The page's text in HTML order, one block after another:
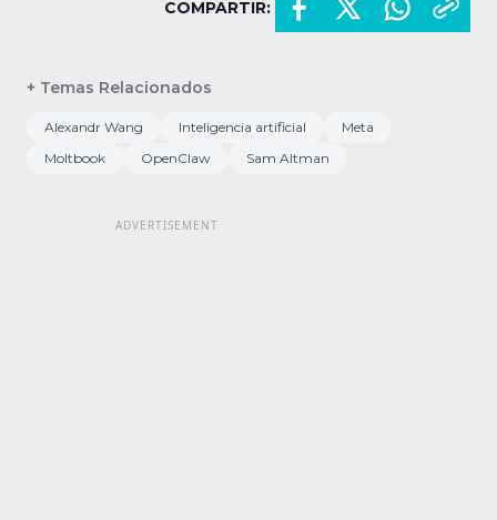
COMPARTIR:
+ Temas Relacionados
Alexandr Wang Inteligencia artificial
Meta
Moltbook
OpenClaw Sam Altman